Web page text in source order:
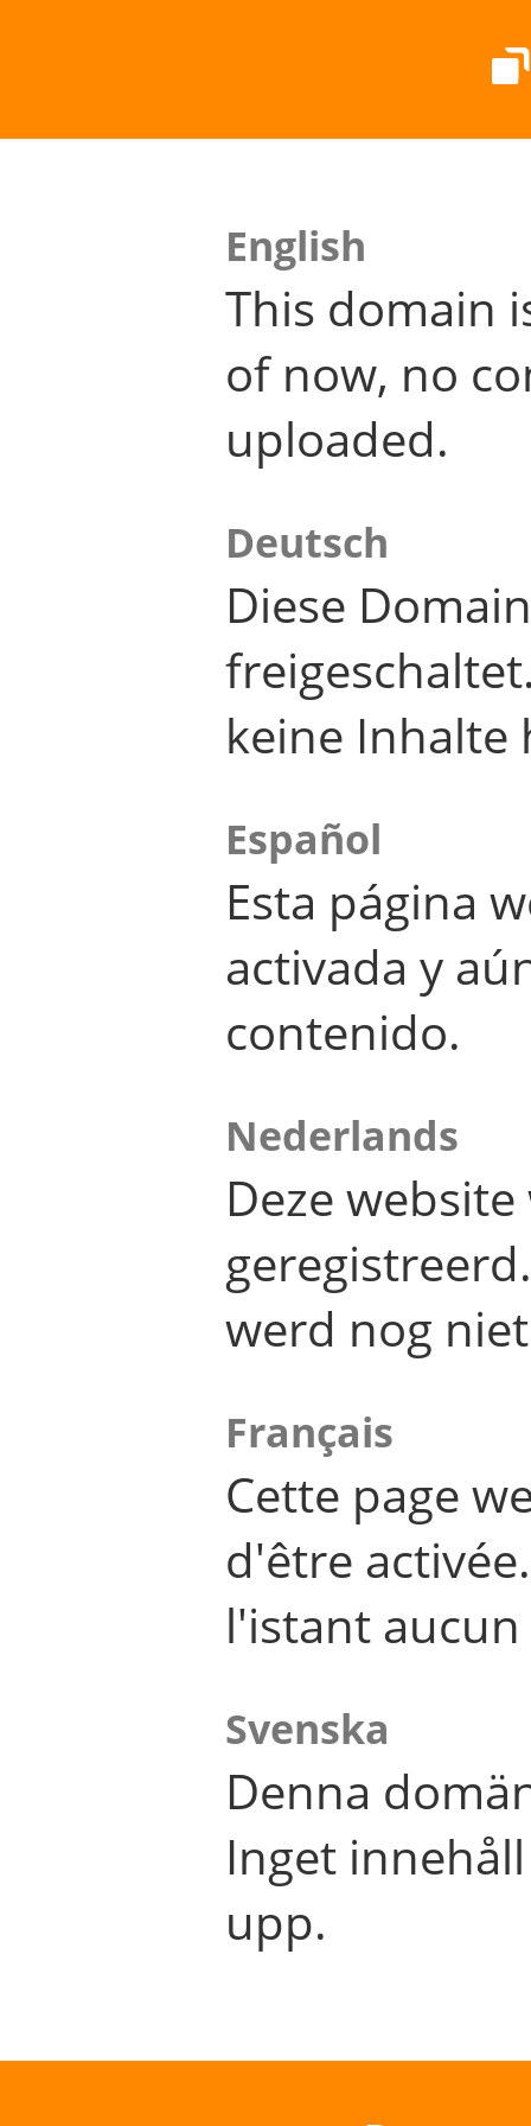
English
This domain
of now, no
uploaded.
Deutsch
Diese
keine Inhalte
Español
Esta página
activada y
contenido.
Nederlands
Deze
werd nog
Français
Cette page
d'être
l'istant
Svenska
Denna
Inget
upp.